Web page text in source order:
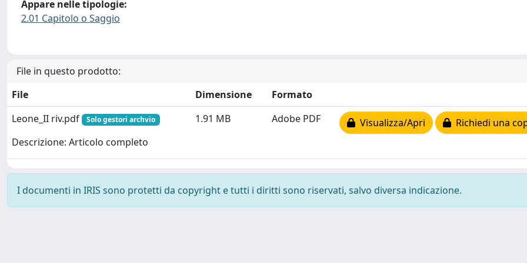
Appare nelle tipologie:
2.01 Capitolo o Saggio
File in questo prodotto:
File
Dimensione
Formato
Leone_II riv.pdf
Solo gestori archvio
Descrizione: Articolo completo
1.91 MB Adobe PDF Visualizza/Apri Richiedi una
I documenti in IRIS sono protetti da copyright e tutti i diritti sono riservati, salvo diversa indicazione.